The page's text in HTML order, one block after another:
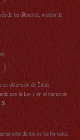
de los diferentes medios de
de obtención de Datos
con la Ley y en el marco de
dentro de los formatos,